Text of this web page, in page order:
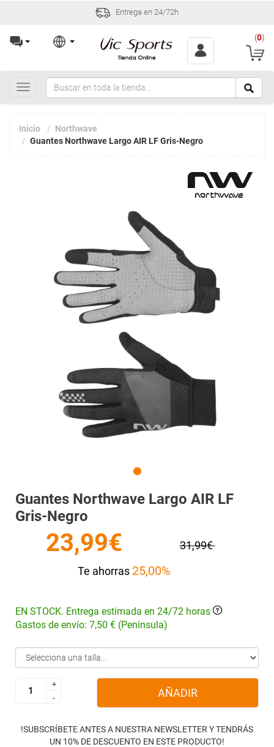
Entrega en 24/72h
(0)
Toggle
navigation
Inicio
Northwave
Guantes Northwave Largo AIR LF Gris-Negro
Guantes Northwave Largo AIR LF
Gris-Negro
23,99€
31,99€
Te ahorras 25,00%
EN STOCK. Entrega estimada en 24/72 horas
Gastos de envío: 7,50 € (Península)
+
-
+
-
AÑADIR
!SUBSCRÍBETE ANTES A NUESTRA NEWSLETTER Y TENDRÁS
UN 10% DE DESCUENTO EN ESTE PRODUCTO!